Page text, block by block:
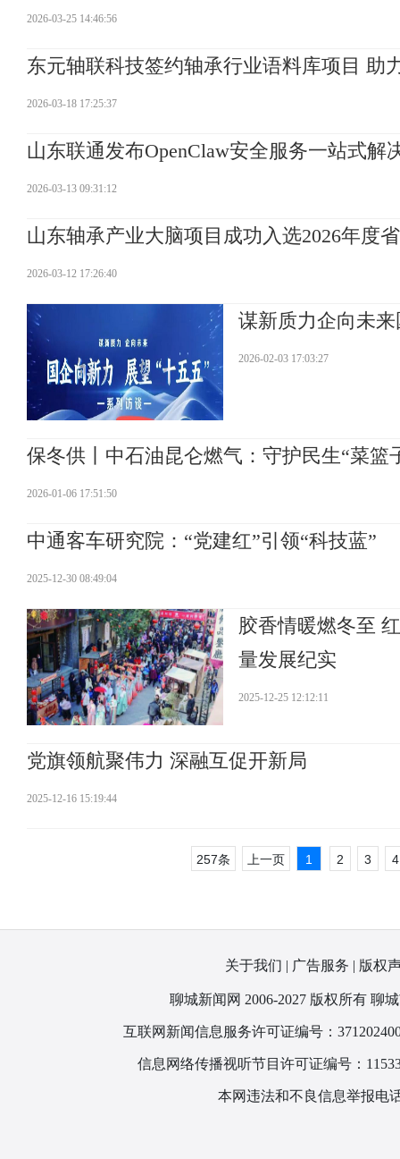
2026-03-25 14:46:56
东元轴联科技签约轴承行业语料库项目 助
2026-03-18 17:25:37
山东联通发布OpenClaw安全服务一站式解
2026-03-13 09:31:12
山东轴承产业大脑项目成功入选2026年度
2026-03-12 17:26:40
谋新质力企向未
2026-02-03 17:03:27
保冬供丨中石油昆仑燃气：守护民生“菜篮
2026-01-06 17:51:50
中通客车研究院：“党建红”引领“科技蓝”
2025-12-30 08:49:04
胶香情暖燃冬至
量发展纪实
2025-12-25 12:12:11
党旗领航聚伟力 深融互促开新局
2025-12-16 15:19:44
257条 上一页 1 2 3 4
关于我们 | 广告服务 | 版权
聊城新闻网 2006-2027 版权所有 聊
互联网新闻信息服务许可证编号：
信息网络传播视听节目许可证编号：
本网违法和不良信息举报电